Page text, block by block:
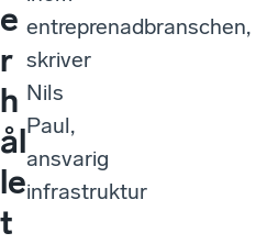
e
r
h
ål
le
t
entreprenadbranschen,
skriver
Nils
Paul,
ansvarig
infrastruktur